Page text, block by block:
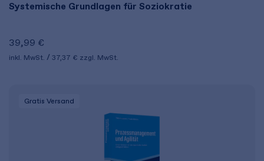
Systemische Grundlagen für Soziokratie
39,99 €
inkl. MwSt. 37,37 € zzgl. MwSt.
Gratis Versand